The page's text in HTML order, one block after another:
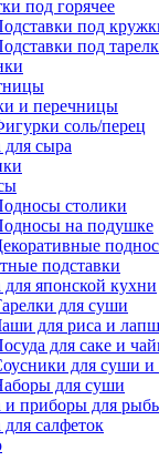
под горячее
под
под
и перечницы
соль/перец
для сыра
столики
на подушке
подставки
для японской кухни
для суши
для риса и
для саке и
для суши и
для суши
и приборы для
салфеток